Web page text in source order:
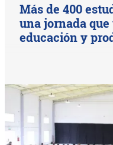
Más de 400
una jornada
educación y